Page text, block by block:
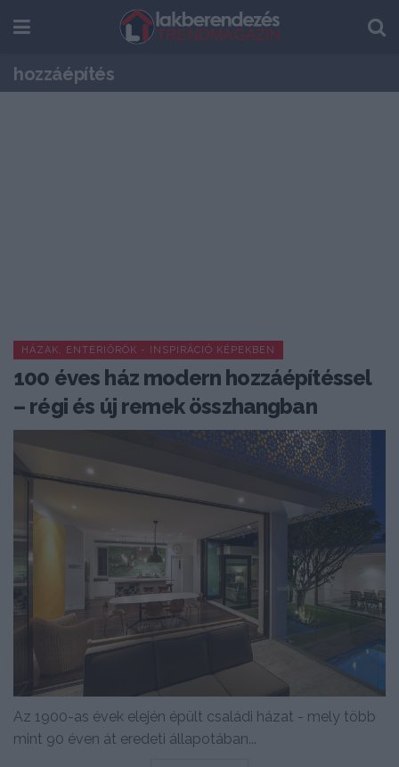
hozzáépítés
HÁZAK, ENTERIŐRÖK - INSPIRÁCIÓ KÉPEKBEN
100 éves ház modern hozzáépítéssel
– régi és új remek összhangban
Az 1900-as évek elején épült családi házat - mely több
mint 90 éven át eredeti állapotában...